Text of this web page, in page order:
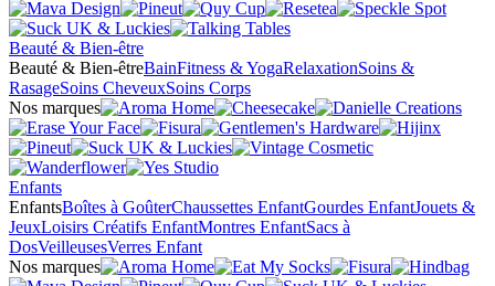
Beauté & Bien-être
Beauté & Bien-êtreBainFitness & YogaRelaxationSoins &
RasageSoins CheveuxSoins Corps
Nos marques
Enfants
EnfantsBoîtes à GoûterChaussettes EnfantGourdes EnfantJouets &
JeuxLoisirs Créatifs EnfantMontres EnfantSacs à
DosVeilleusesVerres Enfant
Nos marques